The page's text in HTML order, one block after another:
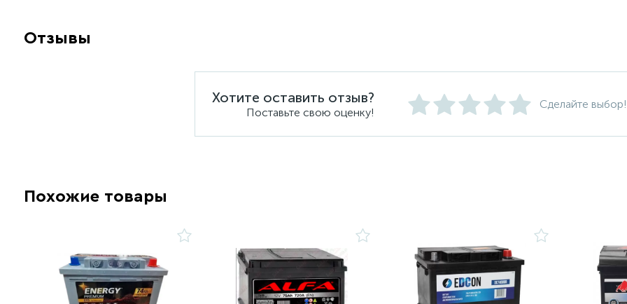
Отзывы
Хотите оставить отзыв?
Поставьте свою оценку!
Сделайте выбор!
Похожие товары